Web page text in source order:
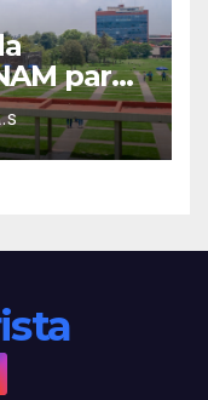
para